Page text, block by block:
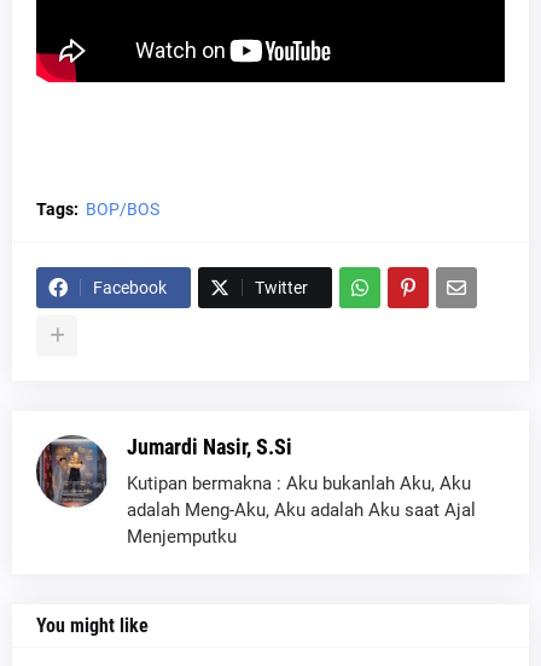
Tags: BOP/BOS
Facebook Twitter
Jumardi Nasir, S.Si
Kutipan bermakna : Aku bukanlah Aku, Aku
adalah Meng-Aku, Aku adalah Aku saat Ajal
Menjemputku
You might like